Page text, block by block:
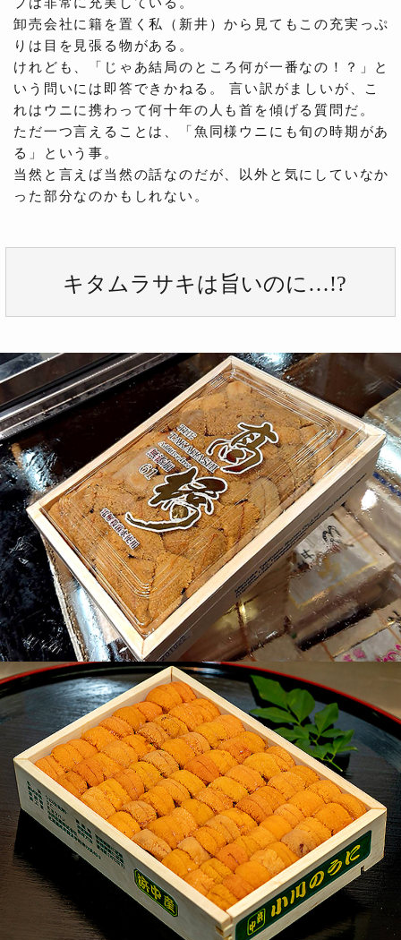
卸売会社に籍を置く私（新井）から見てもこの充実っぷ
りは目を見張る物がある。
けれども、「じゃあ結局のところ何が一番なの！？」と
いう問いには即答できかねる。 言い訳がましいが、こ
れはウニに携わって何十年の人も首を傾げる質問だ。
ただ一つ言えることは、「魚同様ウニにも旬の時期があ
る」という事。
当然と言えば当然の話なのだが、以外と気にしていなか
った部分なのかもしれない。
キタムラサキは旨いのに…!?